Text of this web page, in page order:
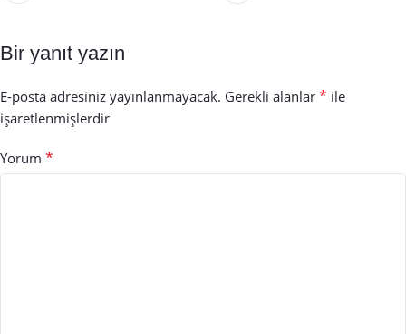
Bir yanıt yazın
E-posta adresiniz yayınlanmayacak. Gerekli alanlar * ile
işaretlenmişlerdir
Yorum *